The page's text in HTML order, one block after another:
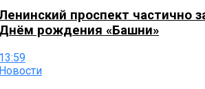
проспект частично
рождения «Башни»